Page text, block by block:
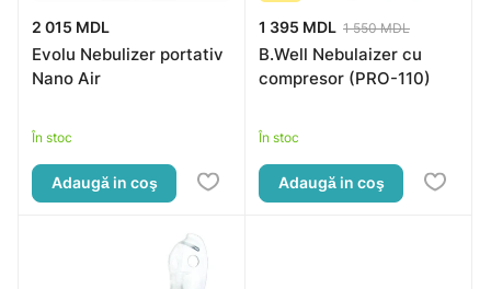
2 015 MDL
Evolu Nebulizer portativ
Nano Air
În stoc
Adaugă in coş
1 395 MDL 1 550 MDL
B.Well Nebulaizer cu
compresor (PRO-110)
În stoc
Adaugă in coş